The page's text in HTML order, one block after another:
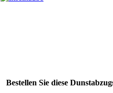
Bestellen Sie diese